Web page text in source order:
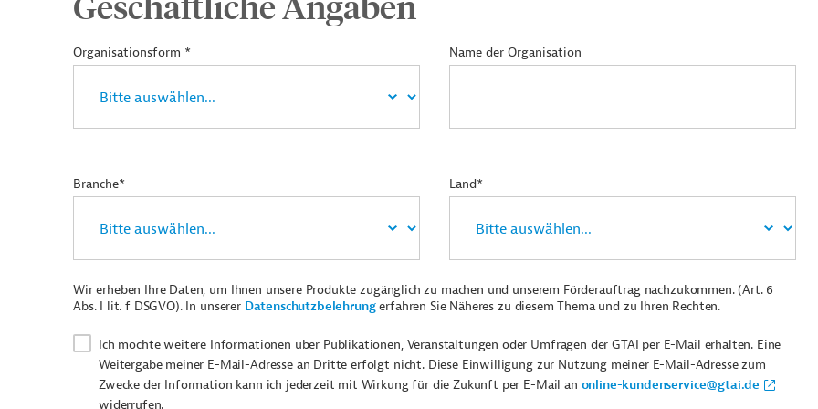
Organisationsform * Name der Organisation
Branche* Land*
Wir erheben Ihre Daten, um Ihnen unsere Produkte zugänglich zu machen und unserem Förderauftrag nachzukommen. (Art. 6
Abs. I lit. f DSGVO). In unserer Datenschutzbelehrungerfahren Sie Näheres zu diesem Thema und zu Ihren Rechten.
Ich möchte weitere Informationen über Publikationen, Veranstaltungen oder Umfragen der GTAI per E-Mail erhalten. Eine
Weitergabe meiner E-Mail-Adresse an Dritte erfolgt nicht. Diese Einwilligung zur Nutzung meiner E-Mail-Adresse zum
Zwecke der Information kann ich jederzeit mit Wirkung für die Zukunft per E-Mail an online-kundenservice@gtai.de
widerrufen.